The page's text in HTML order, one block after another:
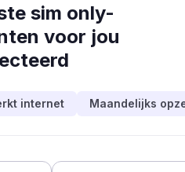
sim only-
voor jou
internet Maandelijks